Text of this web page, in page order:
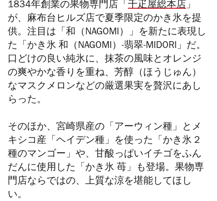
1834年創業の果物専門店「 千疋屋総本店」
が、麻布台ヒルズ店で夏季限定のかき氷を提
供。注目は「和（NAGOMI）」を新たに表現し
た「かき氷 和（NAGOMI） -翡翠-MIDORI」だ。
口どけの良い純氷に、抹茶の風味とオレンジ
の爽やかな香りを重ね、芳醇（ほうじゅん）
なマスクメロンなどの厳選果実を贅沢にあし
らった。
そのほか、宮崎県産の「アーウィン種」とメ
キシコ産「ヘイデン種」を使った「かき氷 2
種のマンゴー」や、甘酸っぱいイチゴをふん
だんに使用した「かき氷 苺」も登場。果物専
門店ならではの、上質な涼を堪能してほし
い。